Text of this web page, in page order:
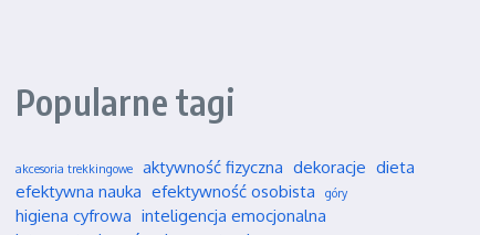
Popularne tagi
akcesoria trekkingowe aktywność fizyczna dekoracje dieta
efektywna nauka efektywność osobista góry
higiena cyfrowa inteligencja emocjonalna